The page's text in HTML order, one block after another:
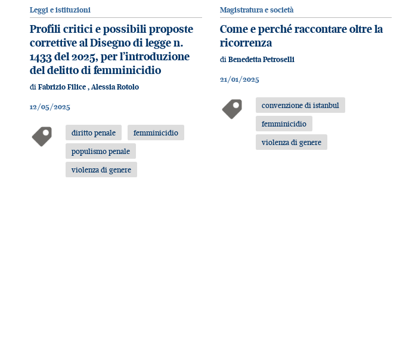
Leggi e istituzioni
Profili critici e possibili proposte
correttive al Disegno di legge n.
1433 del 2025, per l’introduzione
del delitto di femminicidio
di Fabrizio Filice , Alessia Rotolo
12/05/2025
diritto penale
femminicidio
populismo penale
violenza di genere
Magistratura e società
Come e perché raccontare oltre la
ricorrenza
di Benedetta Petroselli
21/01/2025
convenzione di istanbul
femminicidio
violenza di genere